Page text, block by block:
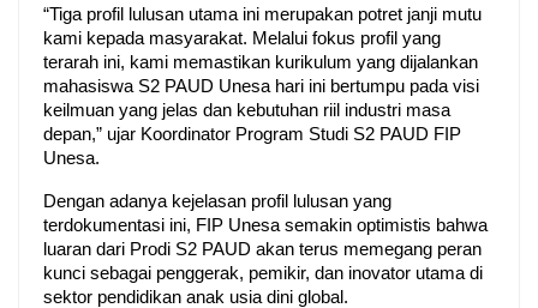
“Tiga profil lulusan utama ini merupakan potret janji mutu
kami kepada masyarakat. Melalui fokus profil yang
terarah ini, kami memastikan kurikulum yang dijalankan
mahasiswa S2 PAUD Unesa hari ini bertumpu pada visi
keilmuan yang jelas dan kebutuhan riil industri masa
depan,” ujar Koordinator Program Studi S2 PAUD FIP
Unesa.
Dengan adanya kejelasan profil lulusan yang
terdokumentasi ini, FIP Unesa semakin optimistis bahwa
luaran dari Prodi S2 PAUD akan terus memegang peran
kunci sebagai penggerak, pemikir, dan inovator utama di
sektor pendidikan anak usia dini global.